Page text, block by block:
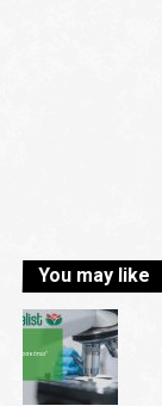
You may like